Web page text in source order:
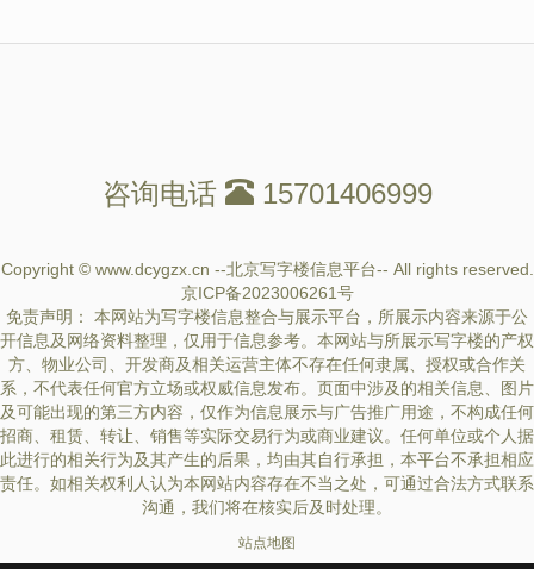
咨询电话 15701406999
Copyright © www.dcygzx.cn --北京写字楼信息平台-- All rights reserved.
京ICP备2023006261号
免责声明： 本网站为写字楼信息整合与展示平台，所展示内容来源于公
开信息及网络资料整理，仅用于信息参考。本网站与所展示写字楼的产权
方、物业公司、开发商及相关运营主体不存在任何隶属、授权或合作关
系，不代表任何官方立场或权威信息发布。页面中涉及的相关信息、图片
及可能出现的第三方内容，仅作为信息展示与广告推广用途，不构成任何
招商、租赁、转让、销售等实际交易行为或商业建议。任何单位或个人据
此进行的相关行为及其产生的后果，均由其自行承担，本平台不承担相应
责任。如相关权利人认为本网站内容存在不当之处，可通过合法方式联系
沟通，我们将在核实后及时处理。
站点地图